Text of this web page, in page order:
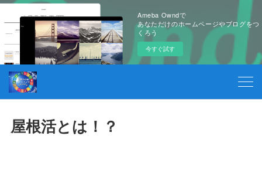
Ameba Owndで
あなただけのホームページやブログをつ
くろう
今すぐ試す
屋根活とは！？